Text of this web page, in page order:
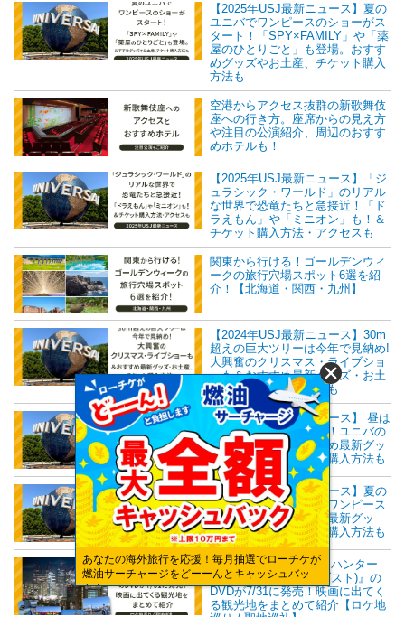
【2025年USJ最新ニュース】夏の
ユニバでワンピースのショーがス
タート！「SPY×FAMILY」や「薬
屋のひとりごと」も登場。おすす
めグッズやお土産、チケット購入
方法も
空港からアクセス抜群の新歌舞伎
座への行き方。座席からの見え方
や注目の公演紹介、周辺のおすす
めホテルも！
【2025年USJ最新ニュース】「ジ
ュラシック・ワールド」のリアル
な世界で恐竜たちと急接近！「ド
ラえもん」や「ミニオン」も！＆
チケット購入方法・アクセスも
関東から行ける！ゴールデンウィ
ークの旅行穴場スポット6選を紹
介！【北海道・関西・九州】
【2024年USJ最新ニュース】30m
超えの巨大ツリーは今年で見納め!
大興奮のクリスマス・ライブショ
ーも＆おすすめ最新グッズ・お土
産、チケット購入方法も
【2024年USJ最新ニュース】 昼は
ポケモン！夜はゾンビ！ユニバの
ハロウィーン＆おすすめ最新グッ
ズ・お土産、チケット購入方法も
【2024年USJ最新ニュース】夏の
ユニバで楽しみたい！ワンピース
のショーやおすすめの最新グッ
ズ・お土産、チケット購入方法も
映画『劇場版 シティーハンター
天使の涙(エンジェルダスト)』の
DVDが7/31に発売！映画に出てく
る観光地をまとめて紹介【ロケ地
あなたの海外旅行を応援！毎月抽選でローチケが
燃油サーチャージをどーーんとキャッシュバッ
ク！